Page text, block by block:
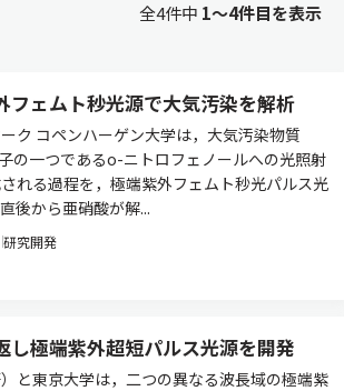
全4件中 1〜4件目を表示
フェムト秒光源で大気汚染を解析
ク コペンハーゲン大学は，大気汚染物質
の一つであるo-ニトロフェノールへの光照射
れる過程を，極端紫外フェムト秒光パルス光
後から亜硝酸が解...
研究開発
し極端紫外超短パルス光源を開発
と東京大学は，二つの異なる波長域の極端紫